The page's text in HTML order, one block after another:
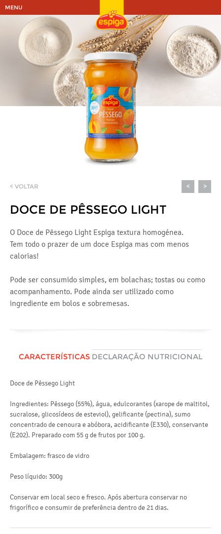
MENU
< VOLTAR < >
DOCE DE PÊSSEGO LIGHT
O Doce de Pêssego Light Espiga textura homogénea.
Tem todo o prazer de um doce Espiga mas com menos
calorias!
Pode ser consumido simples, em bolachas; tostas ou como
acompanhamento. Pode ainda ser utilizado como
ingrediente em bolos e sobremesas.
CARACTERÍSTICAS DECLARAÇÃO NUTRICIONAL
Doce de Pêssego Light
Ingredientes: Pêssego (55%), água, edulcorantes (xarope de maltitol,
sucralose, glicosídeos de esteviol), gelificante (pectina), sumo
concentrado de cenoura e abóbora, acidificante (E330), conservante
(E202). Preparado com 55 g de frutos por 100 g.
Embalagem: frasco de vidro
Peso líquido: 300g
Conservar em local seco e fresco. Após abertura conservar no
frigorífico e consumir de preferência dentro de 21 dias.